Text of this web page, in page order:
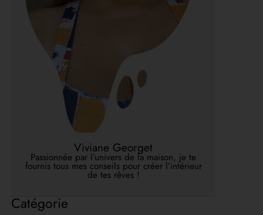
Viviane Georget
Passionnée par l’univers de la maison, je te
fournis tous mes conseils pour créer l’intérieur
de tes rêves !
Catégorie